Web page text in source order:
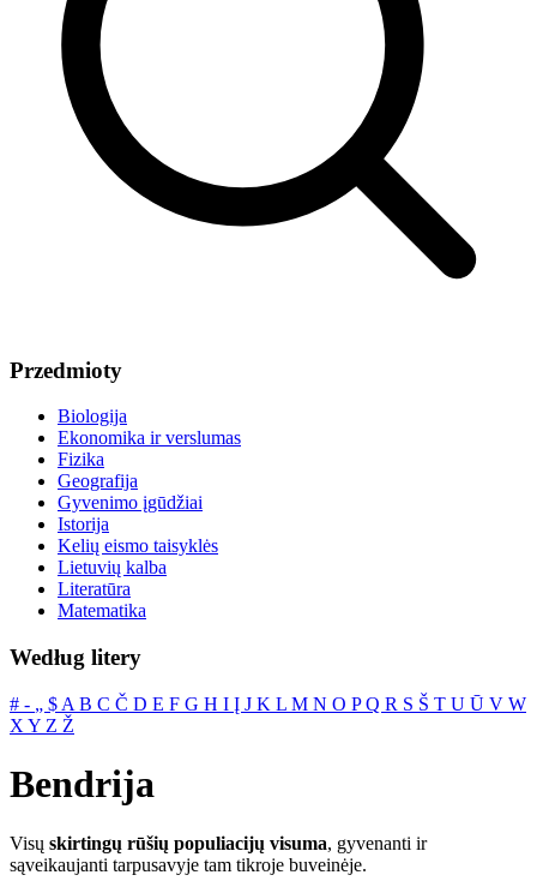
Przedmioty
Biologija
Ekonomika ir verslumas
Fizika
Geografija
Gyvenimo įgūdžiai
Istorija
Kelių eismo taisyklės
Lietuvių kalba
Literatūra
Matematika
Według litery
# ‐ „ $ A B C Č D E F G H I Į J K L M N O PQ R S Š T U Ū V W
X Y Z Ž
Bendrija
Visų skirtingų rūšių populiacijų visuma, gyvenanti ir
sąveikaujanti tarpusavyje tam tikroje buveinėje.